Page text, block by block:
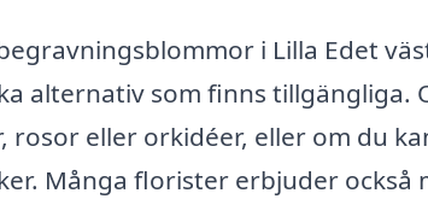
i Lilla Edet
alternativ som finns tillgängliga.
rosor eller orkidéer, eller om du
Många florister erbjuder